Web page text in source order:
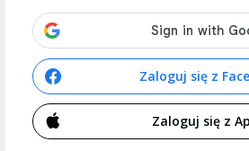
Zaloguj się z
Zaloguj się z